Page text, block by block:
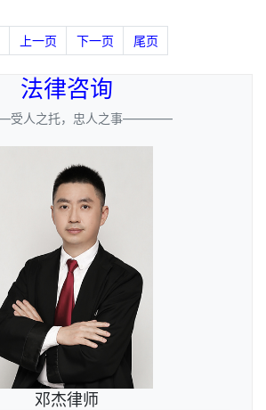
上一页 下一页 尾页
法律咨询
人之托，忠人之事————
邓杰律师